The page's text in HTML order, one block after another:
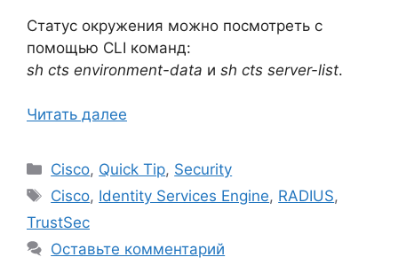
Статус окружения можно посмотреть с
помощью CLI команд:
sh cts environment-data и sh cts server-list.
Читать далее
Рубрики
Cisco, Quick Tip, Security
Метки
Cisco, Identity Services Engine, RADIUS,
TrustSec
Оставьте комментарий